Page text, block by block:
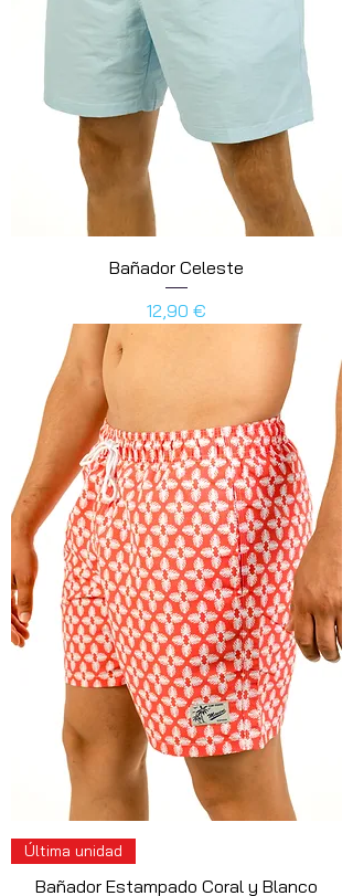
Bañador Celeste
Precio
12,90 €
Última unidad
Bañador Estampado Coral y Blanco